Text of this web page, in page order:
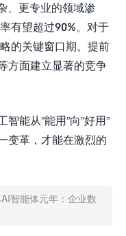
、更专业的领域渗
有望超过90%。对于
的关键窗口期。提前
方面建立显著的竞争
能从”能用”向”好用”
变革，才能在激烈的
智能体元年：企业数